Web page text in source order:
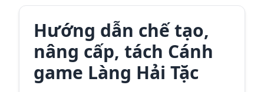
Hướng dẫn chế tạo,
nâng cấp, tách Cánh
game Làng Hải Tặc